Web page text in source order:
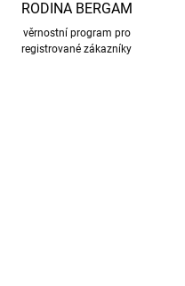
RODINA BERGAM
věrnostní program pro
registrované zákazníky